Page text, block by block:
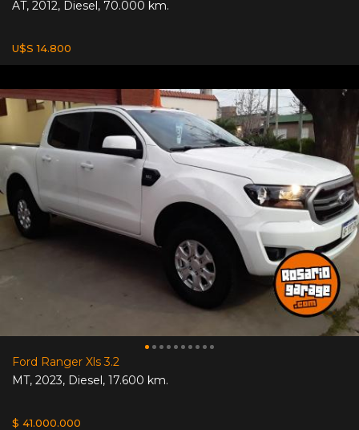
AT, 2012, Diesel, 70.000 km.
U$S 14.800
Ford Ranger Xls 3.2
MT, 2023, Diesel, 17.600 km.
$ 41.000.000